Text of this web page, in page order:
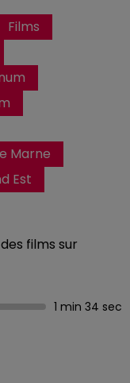
Films
Marne
Est
films sur
1 min 34 sec